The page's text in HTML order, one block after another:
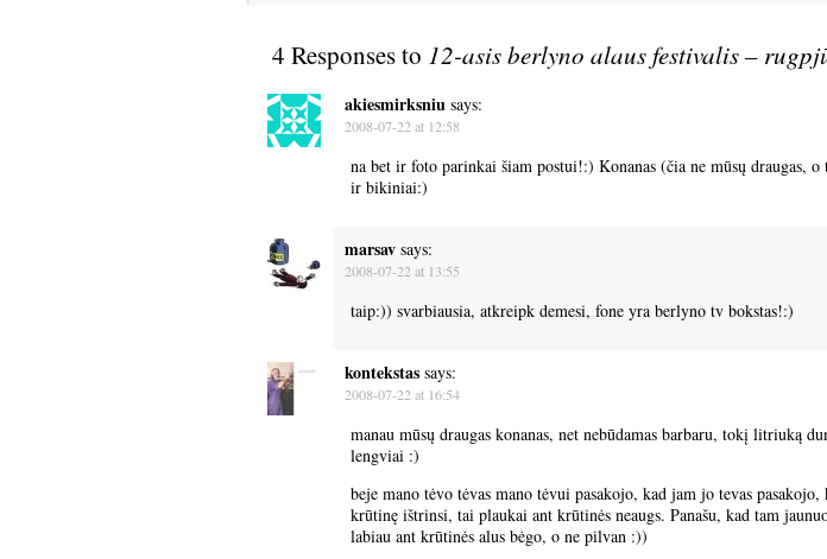
4 Responses to 12-asis berlyno alaus festivalis –
akiesmirksniu says:
2008-07-22 at 12:58
na bet ir foto parinkai šiam postui!:) Konanas (čia ne mūsų draugas, o
ir bikiniai:)
marsav says:
2008-07-22 at 13:55
taip:)) svarbiausia, atkreipk demesi, fone yra berlyno tv bokstas!:)
kontekstas says:
2008-07-22 at 16:54
manau mūsų draugas konanas, net nebūdamas barbaru, tokį litriuką
lengviai :)
beje mano tėvo tėvas mano tėvui pasakojo, kad jam jo tevas
krūtinę ištrinsi, tai plaukai ant krūtinės neaugs. Panašu, kad tam
labiau ant krūtinės alus bėgo, o ne pilvan :))